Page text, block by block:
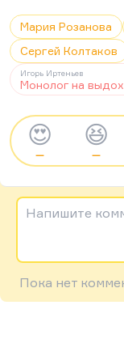
Мария Розанова
Сергей Колтаков
Игорь Иртеньев
Монолог на
😍
—
😆
—
Напишите
Пока нет